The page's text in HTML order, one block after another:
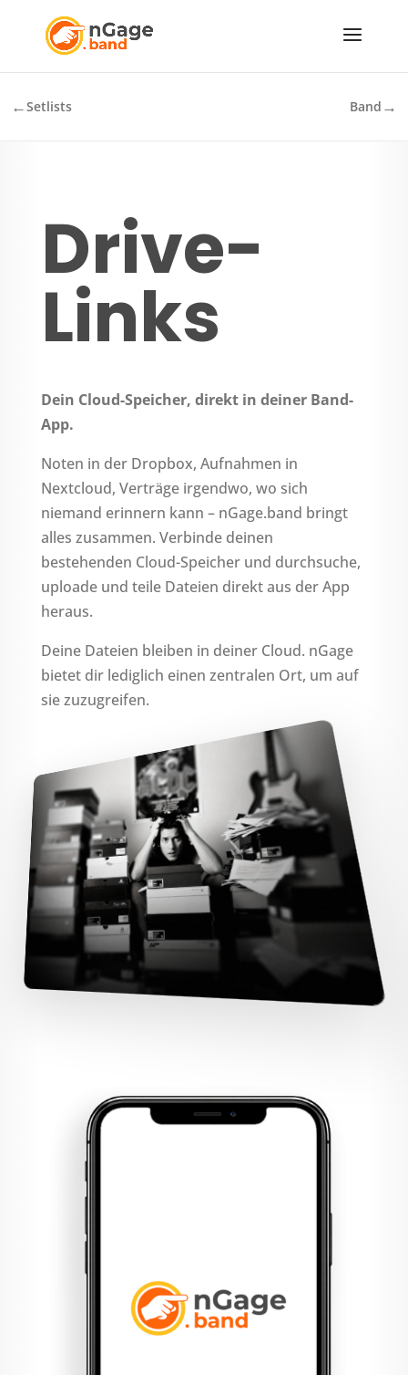
←Setlists Band →
Drive-
Links
Dein Cloud-Speicher, direkt in deiner Band-
App.
Noten in der Dropbox, Aufnahmen in
Nextcloud, Verträge irgendwo, wo sich
niemand erinnern kann – nGage.band bringt
alles zusammen. Verbinde deinen
bestehenden Cloud-Speicher und durchsuche,
uploade und teile Dateien direkt aus der App
heraus.
Deine Dateien bleiben in deiner Cloud. nGage
bietet dir lediglich einen zentralen Ort, um auf
sie zuzugreifen.